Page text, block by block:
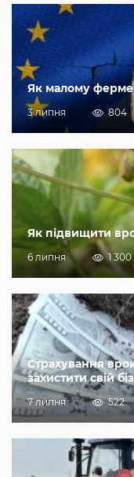
Як малому
3 липня 804
Як підвищити
6 липня 1 300
Страхування
захистити свій
7 липня 522